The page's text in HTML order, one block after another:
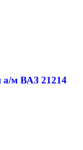
а/м ВАЗ 21214